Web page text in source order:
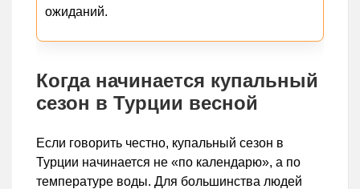
ожиданий.
Когда начинается купальный
сезон в Турции весной
Если говорить честно, купальный сезон в
Турции начинается не «по календарю», а по
температуре воды. Для большинства людей